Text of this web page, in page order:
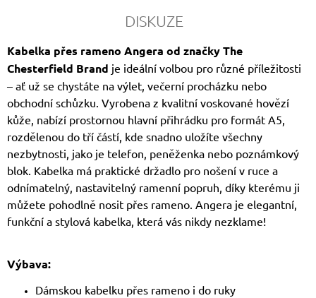
DISKUZE
Kabelka přes rameno Angera od značky The
Chesterfield Brand je ideální volbou pro různé příležitosti
– ať už se chystáte na výlet, večerní procházku nebo
obchodní schůzku. Vyrobena z kvalitní voskované hovězí
kůže, nabízí prostornou hlavní přihrádku pro formát A5,
rozdělenou do tří částí, kde snadno uložíte všechny
nezbytnosti, jako je telefon, peněženka nebo poznámkový
blok. Kabelka má praktické držadlo pro nošení v ruce a
odnímatelný, nastavitelný ramenní popruh, díky kterému ji
můžete pohodlně nosit přes rameno. Angera je elegantní,
funkční a stylová kabelka, která vás nikdy nezklame!
Výbava:
Dámskou kabelku přes rameno i do ruky